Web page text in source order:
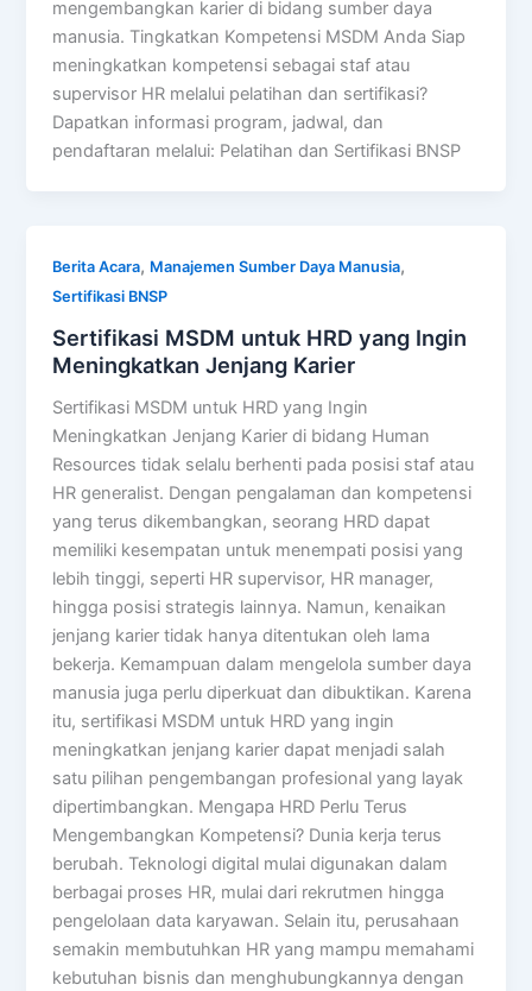
mengembangkan karier di bidang sumber daya
manusia. Tingkatkan Kompetensi MSDM Anda Siap
meningkatkan kompetensi sebagai staf atau
supervisor HR melalui pelatihan dan sertifikasi?
Dapatkan informasi program, jadwal, dan
pendaftaran melalui: Pelatihan dan Sertifikasi BNSP
Berita Acara, Manajemen Sumber Daya Manusia,
Sertifikasi BNSP
Sertifikasi MSDM untuk HRD yang Ingin
Meningkatkan Jenjang Karier
Sertifikasi MSDM untuk HRD yang Ingin
Meningkatkan Jenjang Karier di bidang Human
Resources tidak selalu berhenti pada posisi staf atau
HR generalist. Dengan pengalaman dan kompetensi
yang terus dikembangkan, seorang HRD dapat
memiliki kesempatan untuk menempati posisi yang
lebih tinggi, seperti HR supervisor, HR manager,
hingga posisi strategis lainnya. Namun, kenaikan
jenjang karier tidak hanya ditentukan oleh lama
bekerja. Kemampuan dalam mengelola sumber daya
manusia juga perlu diperkuat dan dibuktikan. Karena
itu, sertifikasi MSDM untuk HRD yang ingin
meningkatkan jenjang karier dapat menjadi salah
satu pilihan pengembangan profesional yang layak
dipertimbangkan. Mengapa HRD Perlu Terus
Mengembangkan Kompetensi? Dunia kerja terus
berubah. Teknologi digital mulai digunakan dalam
berbagai proses HR, mulai dari rekrutmen hingga
pengelolaan data karyawan. Selain itu, perusahaan
semakin membutuhkan HR yang mampu memahami
kebutuhan bisnis dan menghubungkannya dengan